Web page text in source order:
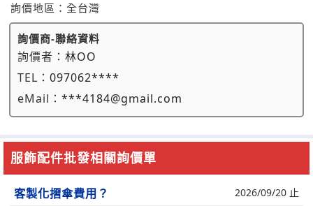
詢價地區： 全台灣
詢價商-聯絡資料
詢價者： 林OO
TEL： 097062****
eMail： ***4184@gmail.com
服飾配件批發相關詢價單
客製化摺傘費用？ 2026/09/20 止